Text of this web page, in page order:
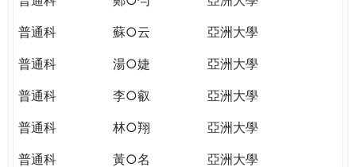
普通科
蘇○云
亞洲大學
普通科
湯○婕
亞洲大學
普通科
李○叡
亞洲大學
普通科
林○翔
亞洲大學
普通科
黃○名
亞洲大學